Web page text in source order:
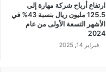
ارتفاع أرباح شركة مهارة إلى
125.5 مليون ريال بنسبة 43% في
الأشهر التسعة الأولى من عام
2024
فبراير 14, 2025